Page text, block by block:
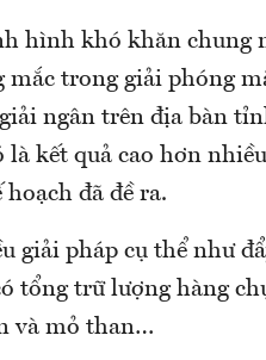
hình khó khăn chung
mắc trong giải phóng
ngân trên địa bàn
kết quả cao hơn
đã đề ra.
giải pháp cụ thể như
tổng trữ lượng hàng
và mỏ than…